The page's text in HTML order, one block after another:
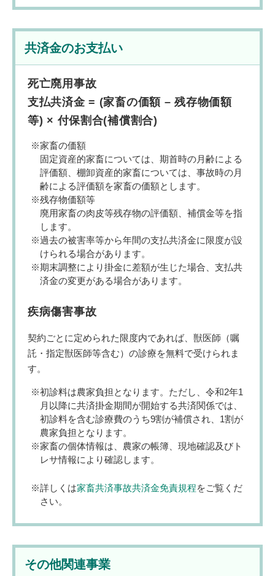
共済金のお支払い
死亡廃用事故
支払共済金 = (家畜の価額 – 残存物価額
等) × 付保割合(補償割合)
家畜の価額
固定資産的家畜については、期首時の月齢による
評価額、棚卸資産的家畜については、事故時の月
齢による評価額を家畜の価額とします。
残存物価額等
廃用家畜の肉皮等残存物の評価額、補償金等を指
します。
過去の被害率等から年間の支払共済金に限度が設
けられる場合があります。
期末調整により掛金に差額が生じた場合、支払共
済金の変更がある場合があります。
疾病傷害事故
契約ごとに定められた限度内であれば、獣医師（嘱
託・指定獣医師等含む）の診療を無料で受けられま
す。
初診料は農家負担となります。ただし、令和2年1
月以降に共済掛金期間が開始する共済関係では、
初診料を含む診療費のうち9割が補償され、1割が
農家負担となります。
家畜の個体情報は、農家の帳簿、現地確認及びト
レサ情報により確認します。
詳しくは家畜共済事故共済金免責規程をご覧くだ
さい。
その他関連事業